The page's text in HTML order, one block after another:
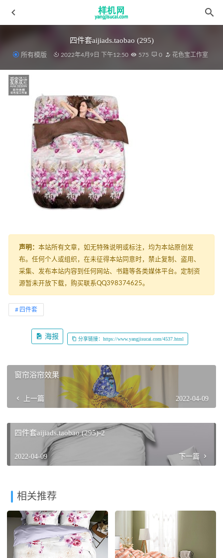
四件套aijiads.taobao (295)
所有模版 2022年4月9日 下午12:50 575 0 花色宝工作室
声明： 本站所有文章，如无特殊说明或标注，均为本站原创发
布。任何个人或组织，在未征得本站同意时，禁止复制、盗用、
采集、发布本站内容到任何网站、书籍等各类媒体平台。定制资
源暂未开放下载，购买联系QQ398374625。
四件套
海报 分享链接：https://www.yangjisucai.com/4537.html
窗帘浴帘效果
上一篇 2022-04-09
四件套aijiads.taobao (295)-2
2022-04-09 下一篇
相关推荐
绗缝被aijiads.taobao (548) 2022-03-19
凉席花色宝(2198)智能3Y效果
2022-03-30
细节花色宝(2090)枕套效果2 2022-03-19
天丝高光花色宝(2665)智能xg2 2022-03-19
沙发花色宝(2060)_tn 2022-03-29